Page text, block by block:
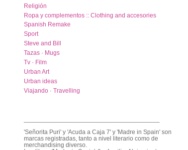
Religión
Ropa y complementos :: Clothing and accesories
Spanish Remake
Sport
Steve and Bill
Tazas · Mugs
Tv · Film
Urban Art
Urban ideas
Viajando · Travelling
'Señorita Puri' y 'Acuda a Caja 7' y 'Madre in Spain' son
marcas registradas, tanto a nivel literario como de
merchandising diverso.